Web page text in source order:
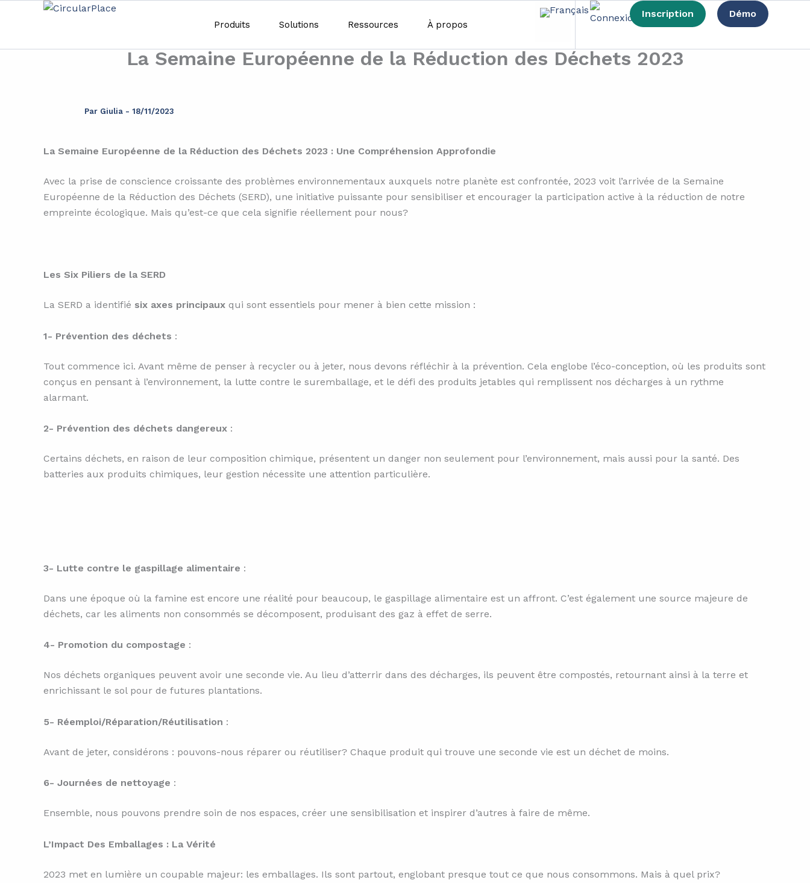
Produits Solutions Ressources À propos
Inscription Démo
La Semaine Européenne de la Réduction des Déchets 2023
Par Giulia - 18/11/2023
La Semaine Européenne de la Réduction des Déchets 2023 : Une Compréhension Approfondie
Avec la prise de conscience croissante des problèmes environnementaux auxquels notre planète est confrontée, 2023 voit l’arrivée de la Semaine
Européenne de la Réduction des Déchets (SERD), une initiative puissante pour sensibiliser et encourager la participation active à la réduction de notre
empreinte écologique. Mais qu’est-ce que cela signifie réellement pour nous?
Les Six Piliers de la SERD
La SERD a identifié six axes principaux qui sont essentiels pour mener à bien cette mission :
1- Prévention des déchets :
Tout commence ici. Avant même de penser à recycler ou à jeter, nous devons réfléchir à la prévention. Cela englobe l’éco-conception, où les produits sont
conçus en pensant à l’environnement, la lutte contre le suremballage, et le défi des produits jetables qui remplissent nos décharges à un rythme
alarmant.
2- Prévention des déchets dangereux :
Certains déchets, en raison de leur composition chimique, présentent un danger non seulement pour l’environnement, mais aussi pour la santé. Des
batteries aux produits chimiques, leur gestion nécessite une attention particulière.
3- Lutte contre le gaspillage alimentaire :
Dans une époque où la famine est encore une réalité pour beaucoup, le gaspillage alimentaire est un affront. C’est également une source majeure de
déchets, car les aliments non consommés se décomposent, produisant des gaz à effet de serre.
4- Promotion du compostage :
Nos déchets organiques peuvent avoir une seconde vie. Au lieu d’atterrir dans des décharges, ils peuvent être compostés, retournant ainsi à la terre et
enrichissant le sol pour de futures plantations.
5- Réemploi/Réparation/Réutilisation :
Avant de jeter, considérons : pouvons-nous réparer ou réutiliser? Chaque produit qui trouve une seconde vie est un déchet de moins.
6- Journées de nettoyage :
Ensemble, nous pouvons prendre soin de nos espaces, créer une sensibilisation et inspirer d’autres à faire de même.
L’Impact Des Emballages : La Vérité
2023 met en lumière un coupable majeur: les emballages. Ils sont partout, englobant presque tout ce que nous consommons. Mais à quel prix?